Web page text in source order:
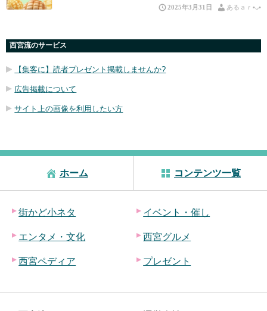
2025年3月31日 あるａｒ•⁠ᴗ⁠•⁠
西宮流のサービス
【集客に】読者プレゼント掲載しませんか?
広告掲載について
サイト上の画像を利用したい方
ホーム コンテンツ一覧
街かど小ネタ イベント・催し
エンタメ・文化 西宮グルメ
西宮ペディア プレゼント